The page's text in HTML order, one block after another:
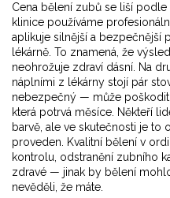
Cena bělení zubů se liší
klinice používáme
aplikuje silnější a bezpečnější
lékárně . To znamená, že
neohrožuje zdraví dásní. Na
náplními z lékárny stojí pár
nebezpečný — může
která potrvá měsíce. Někteří
barvě, ale ve skutečnosti je
proveden. Kvalitní bělení v
kontrolu, odstranění zubního
zdravé — jinak by bělení
nevěděli, že máte.